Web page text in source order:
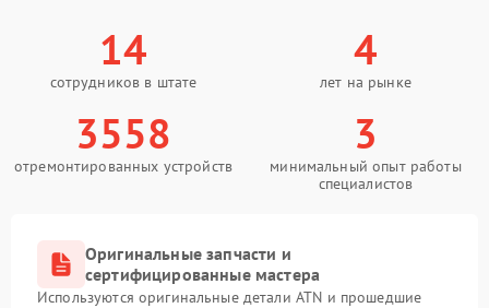
14
сотрудников в штате
4
лет на рынке
3558
отремонтированных устройств
3
минимальный опыт работы
специалистов
Оригинальные запчасти и
сертифицированные мастера
Используются оригинальные детали ATN и прошедшие